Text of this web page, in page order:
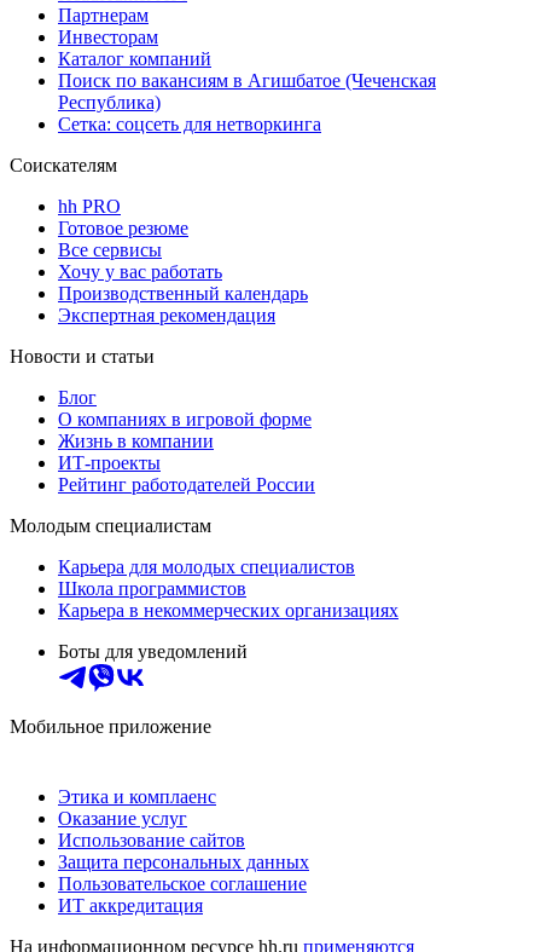
Партнерам
Инвесторам
Каталог компаний
Поиск по вакансиям в Агишбатое (Чеченская
Республика)
Сетка: соцсеть для нетворкинга
Соискателям
hh PRO
Готовое резюме
Все сервисы
Хочу у вас работать
Производственный календарь
Экспертная рекомендация
Новости и статьи
Блог
О компаниях в игровой форме
Жизнь в компании
ИТ-проекты
Рейтинг работодателей России
Молодым специалистам
Карьера для молодых специалистов
Школа программистов
Карьера в некоммерческих организациях
Боты для уведомлений
Мобильное приложение
Этика и комплаенс
Оказание услуг
Использование сайтов
Защита персональных данных
Пользовательское соглашение
ИТ аккредитация
На информационном ресурсе hh.ru применяются